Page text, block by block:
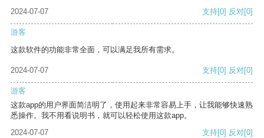
2024-07-07
支持[0] 反对[0]
游客
这款软件的功能非常全面，可以满足我所有需求。
2024-07-07 支持[0] 反对[0]
游客
这款app的用户界面简洁明了，使用起来非常容易上手，让我能够快速熟
悉操作。我不用看说明书，就可以轻松使用这款app。
2024-07-07
支持[0] 反对[0]